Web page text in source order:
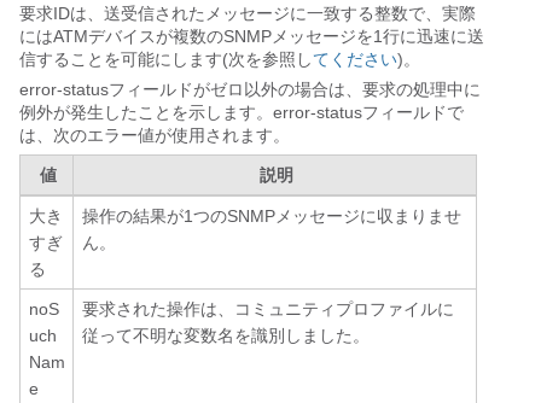
要求IDは、送受信されたメッセージに一致する整数で、実際
にはATMデバイスが複数のSNMPメッセージを1行に迅速に送
信することを可能にします(次を参照してください)。
error-statusフィールドがゼロ以外の場合は、要求の処理中に
例外が発生したことを示します。error-statusフィールドで
は、次のエラー値が使用されます。
値 説明
大き
すぎ
る
操作の結果が1つのSNMPメッセージに収まりませ
ん。
noS
uch
Nam
e
要求された操作は、コミュニティプロファイルに
従って不明な変数名を識別しました。